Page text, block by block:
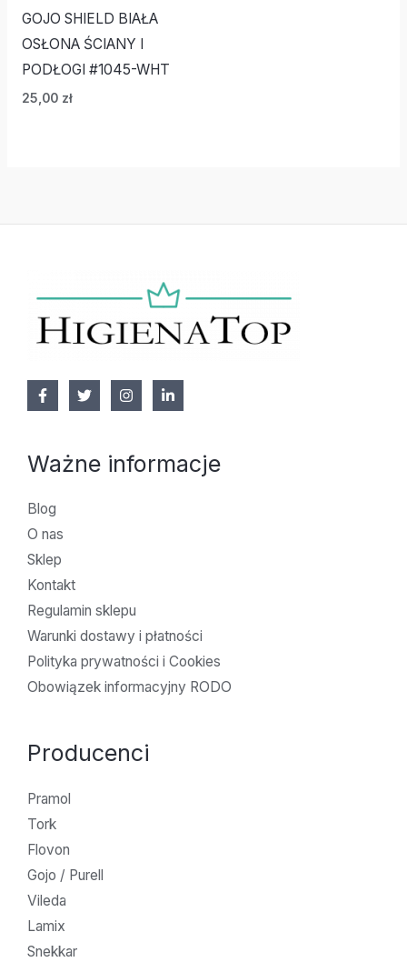
GOJO SHIELD BIAŁA
OSŁONA ŚCIANY I
PODŁOGI #1045-WHT
25,00 zł
Ważne informacje
Blog
O nas
Sklep
Kontakt
Regulamin sklepu
Warunki dostawy i płatności
Polityka prywatności i Cookies
Obowiązek informacyjny RODO
Producenci
Pramol
Tork
Flovon
Gojo / Purell
Vileda
Lamix
Snekkar